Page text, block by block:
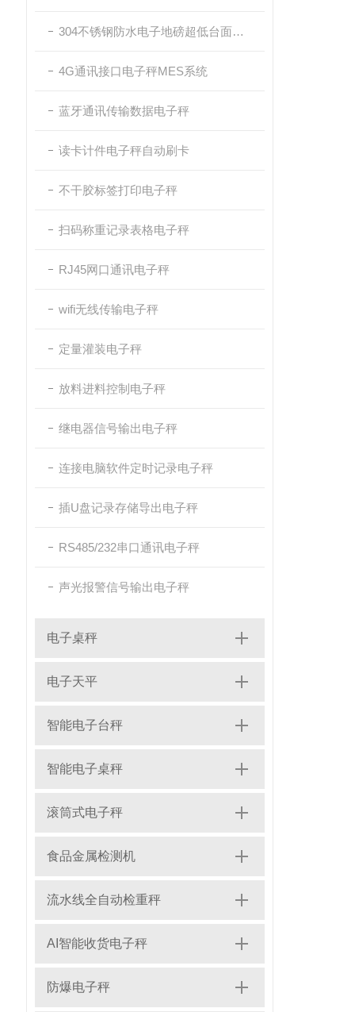
304不锈钢防水电子地磅超低台面带斜坡
4G通讯接口电子秤MES系统
蓝牙通讯传输数据电子秤
读卡计件电子秤自动刷卡
不干胶标签打印电子秤
扫码称重记录表格电子秤
RJ45网口通讯电子秤
wifi无线传输电子秤
定量灌装电子秤
放料进料控制电子秤
继电器信号输出电子秤
连接电脑软件定时记录电子秤
插U盘记录存储导出电子秤
RS485/232串口通讯电子秤
声光报警信号输出电子秤
电子桌秤
电子天平
智能电子台秤
智能电子桌秤
滚筒式电子秤
食品金属检测机
流水线全自动检重秤
AI智能收货电子秤
防爆电子秤